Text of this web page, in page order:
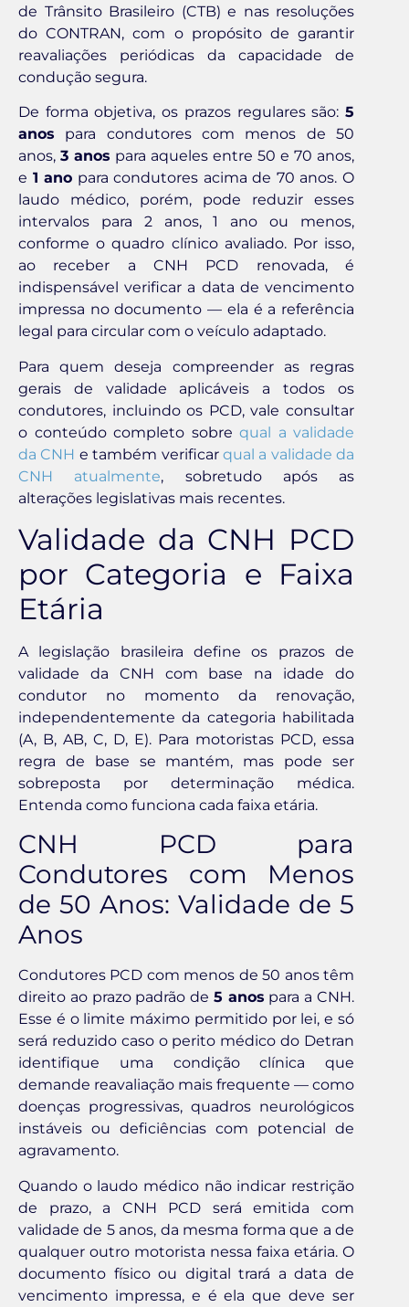
de Trânsito Brasileiro (CTB) e nas resoluções
do CONTRAN, com o propósito de garantir
reavaliações periódicas da capacidade de
condução segura.
De forma objetiva, os prazos regulares são: 5
anos para condutores com menos de 50
anos, 3 anos para aqueles entre 50 e 70 anos,
e 1 ano para condutores acima de 70 anos. O
laudo médico, porém, pode reduzir esses
intervalos para 2 anos, 1 ano ou menos,
conforme o quadro clínico avaliado. Por isso,
ao receber a CNH PCD renovada, é
indispensável verificar a data de vencimento
impressa no documento — ela é a referência
legal para circular com o veículo adaptado.
Para quem deseja compreender as regras
gerais de validade aplicáveis a todos os
condutores, incluindo os PCD, vale consultar
o conteúdo completo sobre qual a validade
da CNH e também verificar qual a validade da
CNH atualmente, sobretudo após as
alterações legislativas mais recentes.
Validade da CNH PCD
por Categoria e Faixa
Etária
A legislação brasileira define os prazos de
validade da CNH com base na idade do
condutor no momento da renovação,
independentemente da categoria habilitada
(A, B, AB, C, D, E). Para motoristas PCD, essa
regra de base se mantém, mas pode ser
sobreposta por determinação médica.
Entenda como funciona cada faixa etária.
CNH PCD para
Condutores com Menos
de 50 Anos: Validade de 5
Anos
Condutores PCD com menos de 50 anos têm
direito ao prazo padrão de 5 anos para a CNH.
Esse é o limite máximo permitido por lei, e só
será reduzido caso o perito médico do Detran
identifique uma condição clínica que
demande reavaliação mais frequente — como
doenças progressivas, quadros neurológicos
instáveis ou deficiências com potencial de
agravamento.
Quando o laudo médico não indicar restrição
de prazo, a CNH PCD será emitida com
validade de 5 anos, da mesma forma que a de
qualquer outro motorista nessa faixa etária. O
documento físico ou digital trará a data de
vencimento impressa, e é ela que deve ser